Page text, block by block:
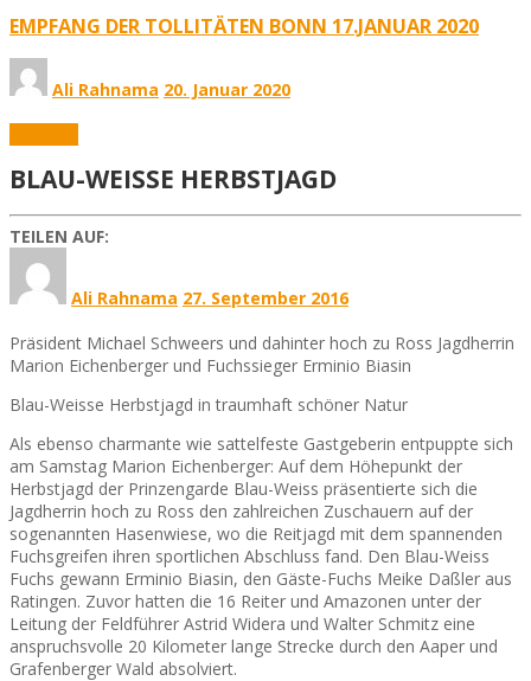
EMPFANG DER TOLLITÄTEN BONN 17.JANUAR 2020
Ali Rahnama 20. Januar 2020
BLAU-WEISSE HERBSTJAGD
TEILEN AUF:
Ali Rahnama 27. September 2016
Präsident Michael Schweers und dahinter hoch zu Ross Jagdherrin
Marion Eichenberger und Fuchssieger Erminio Biasin
Blau-Weisse Herbstjagd in traumhaft schöner Natur
Als ebenso charmante wie sattelfeste Gastgeberin entpuppte sich
am Samstag Marion Eichenberger: Auf dem Höhepunkt der
Herbstjagd der Prinzengarde Blau-Weiss präsentierte sich die
Jagdherrin hoch zu Ross den zahlreichen Zuschauern auf der
sogenannten Hasenwiese, wo die Reitjagd mit dem spannenden
Fuchsgreifen ihren sportlichen Abschluss fand. Den Blau-Weiss
Fuchs gewann Erminio Biasin, den Gäste-Fuchs Meike Daßler aus
Ratingen. Zuvor hatten die 16 Reiter und Amazonen unter der
Leitung der Feldführer Astrid Widera und Walter Schmitz eine
anspruchsvolle 20 Kilometer lange Strecke durch den Aaper und
Grafenberger Wald absolviert.